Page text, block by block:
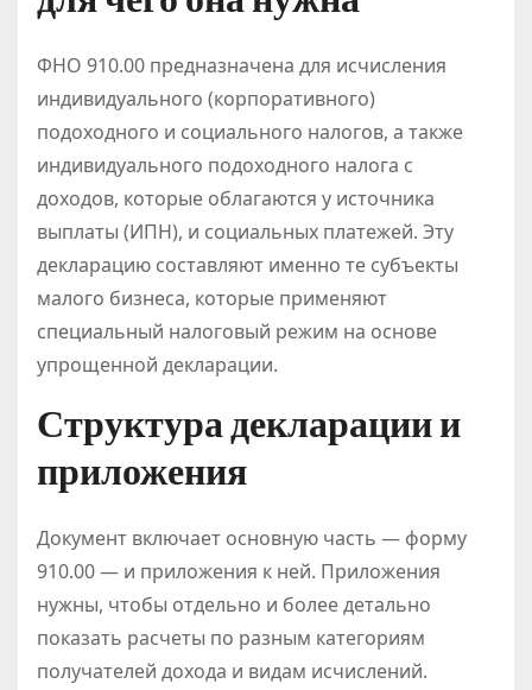
ФНО 910.00 предназначена для исчисления
индивидуального (корпоративного)
подоходного и социального налогов, а также
индивидуального подоходного налога с
доходов, которые облагаются у источника
выплаты (ИПН), и социальных платежей. Эту
декларацию составляют именно те субъекты
малого бизнеса, которые применяют
специальный налоговый режим на основе
упрощенной декларации.
Структура декларации и
приложения
Документ включает основную часть — форму
910.00 — и приложения к ней. Приложения
нужны, чтобы отдельно и более детально
показать расчеты по разным категориям
получателей дохода и видам исчислений.